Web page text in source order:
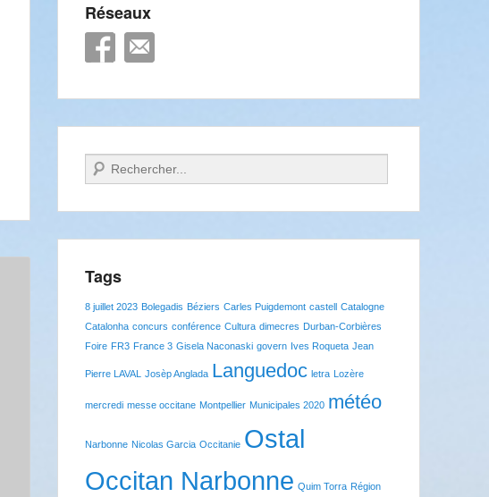
Réseaux
Recherche
Tags
8 juillet 2023 Bolegadis Béziers Carles Puigdemont castell Catalogne
Catalonha concurs conférence Cultura dimecres Durban-Corbières
Foire FR3 France 3 Gisela Naconaski govern Ives Roqueta Jean
Pierre LAVAL Josèp Anglada Languedoc letra Lozère
mercredi messe occitane Montpellier Municipales 2020 météo
Narbonne Nicolas Garcia Occitanie Ostal
Occitan Narbonne Quim Torra Région